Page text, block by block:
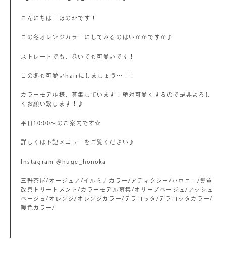
こんにちは！ほのかです！
この冬オレンジカラーにしてみるのはいかがですか♪
ストレートでも、巻いても可愛いです！
この冬も可愛いhairにしましょう〜！！
カラーモデル様、募集しています！絶対可愛くするので是非よろし
くお願い致します！♪
平日10:00〜のご案内です☆
詳しくは下記メニューをご覧ください♪
Instagram @huge_honoka
三軒茶屋/オージュア/イルミナカラー/アディクシー/ハホニコ/髪質
改善トリートメント/カラーモデル募集/オリーブベージュ/アッシュ
ベージュ/オレンジ/オレンジカラー/テラコッタ/テラコッタカラー/
暖色カラー/